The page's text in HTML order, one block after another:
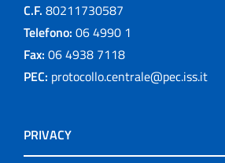
C.F. 80211730587
Telefono: 06 4990 1
Fax: 06 4938 7118
PEC: protocollo.centrale@pec.iss.it
PRIVACY